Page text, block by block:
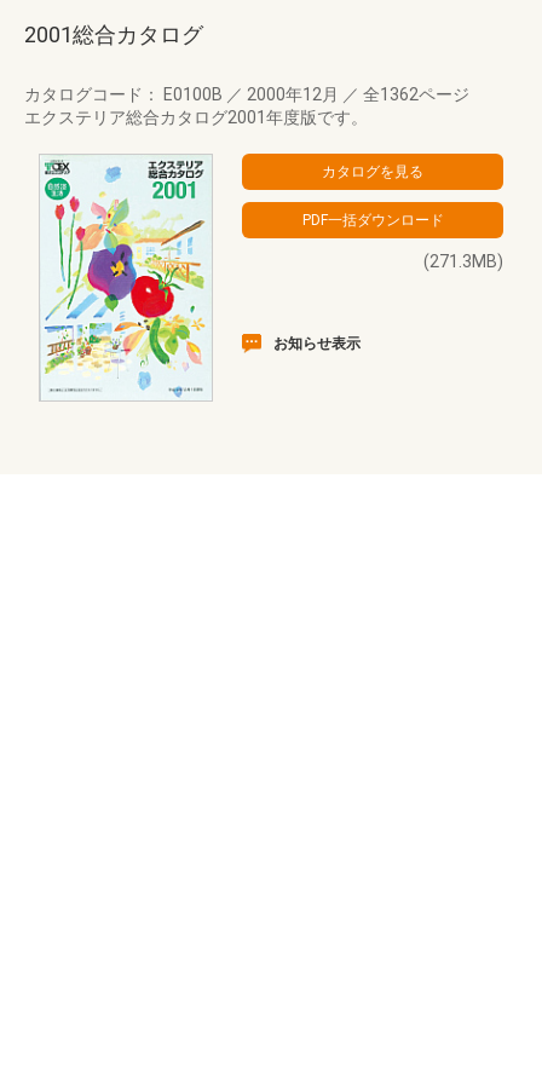
2001総合カタログ
カタログコード： E0100B ／ 2000年12月 ／ 全1362ページ
エクステリア総合カタログ2001年度版です。
(271.3MB)
お知らせ表示